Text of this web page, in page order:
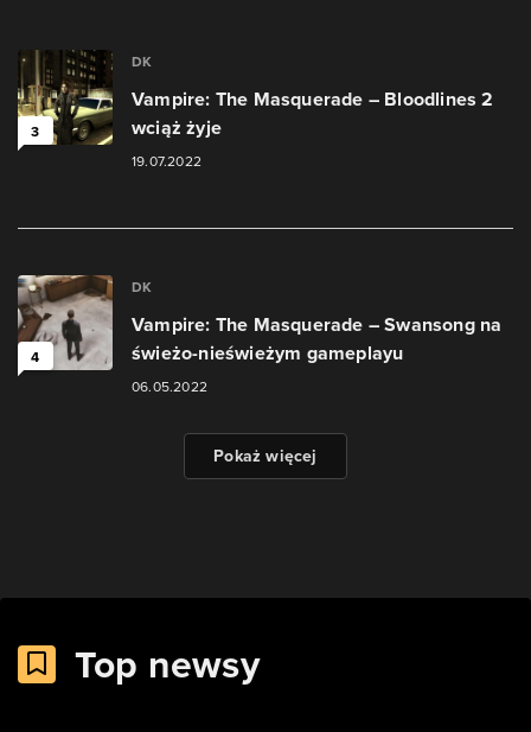
3
DK
Vampire: The Masquerade – Bloodlines 2
wciąż żyje
19.07.2022
4
DK
Vampire: The Masquerade – Swansong na
świeżo-nieświeżym gameplayu
06.05.2022
Pokaż więcej
Top newsy